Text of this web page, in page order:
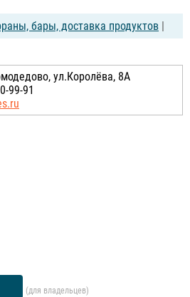
бары, доставка продуктов |
ул.Королёва, 8А
99-91
(для владельцев)